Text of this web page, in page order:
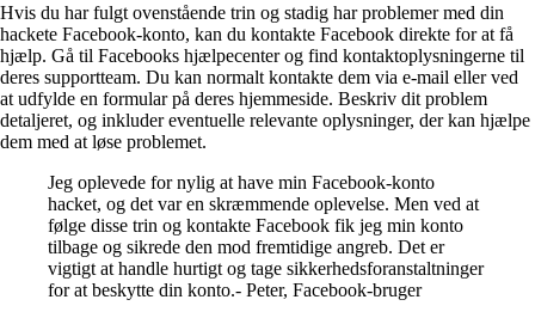
Hvis du har fulgt ovenstående trin og stadig har problemer med din
hackete Facebook-konto, kan du kontakte Facebook direkte for at få
hjælp. Gå til Facebooks hjælpecenter og find kontaktoplysningerne til
deres supportteam. Du kan normalt kontakte dem via e-mail eller ved
at udfylde en formular på deres hjemmeside. Beskriv dit problem
detaljeret, og inkluder eventuelle relevante oplysninger, der kan hjælpe
dem med at løse problemet.
Jeg oplevede for nylig at have min Facebook-konto
hacket, og det var en skræmmende oplevelse. Men ved at
følge disse trin og kontakte Facebook fik jeg min konto
tilbage og sikrede den mod fremtidige angreb. Det er
vigtigt at handle hurtigt og tage sikkerhedsforanstaltninger
for at beskytte din konto.- Peter, Facebook-bruger